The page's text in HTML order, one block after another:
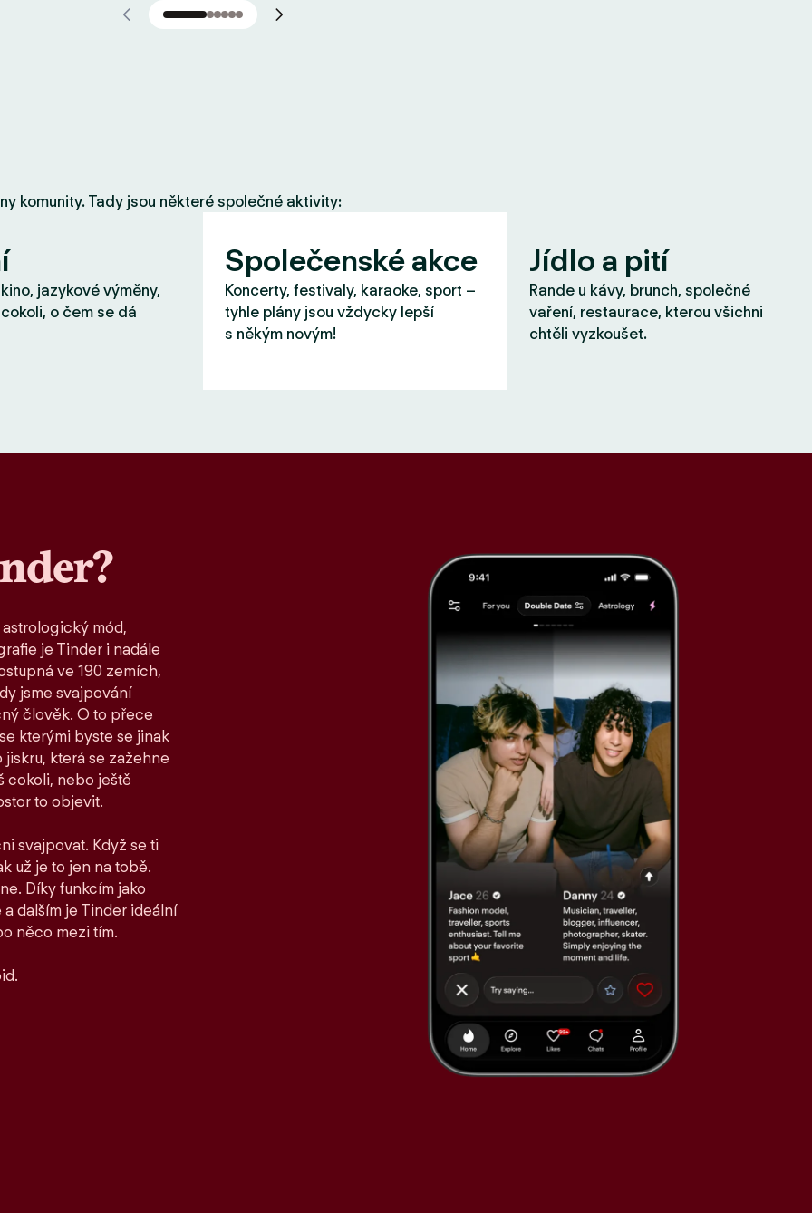
komunity. Tady jsou některé společné aktivity:
jazykové výměny,
o čem se dá
Společenské akce
Koncerty, festivaly, karaoke, sport –
tyhle plány jsou vždycky lepší
s někým novým!
Jídlo a pití
Rande u kávy, brunch, společné
vaření, restaurace, kterou všichni
chtěli vyzkoušet.
mód,
je Tinder i nadále
ve 190 zemích,
jsme svajpování
člověk. O to přece
kterými byste se jinak
která se zažehne
cokoli, nebo ještě
to objevit.
svajpovat. Když se ti
už je to jen na tobě.
Díky funkcím jako
dalším je Tinder ideální
něco mezi tím.